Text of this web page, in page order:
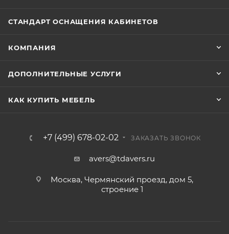
СТАНДАРТ ОСНАЩЕНИЯ КАБИНЕТОВ
КОМПАНИЯ
ДОПОЛНИТЕЛЬНЫЕ УСЛУГИ
КАК КУПИТЬ МЕБЕЛЬ
+7 (499) 678-02-02 ЗАКАЗАТЬ ЗВОНОК
avers@tdavers.ru
Москва, Чермянский проезд, дом 5,
строение 1